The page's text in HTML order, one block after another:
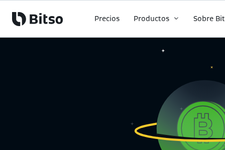
Precios Productos Sobre